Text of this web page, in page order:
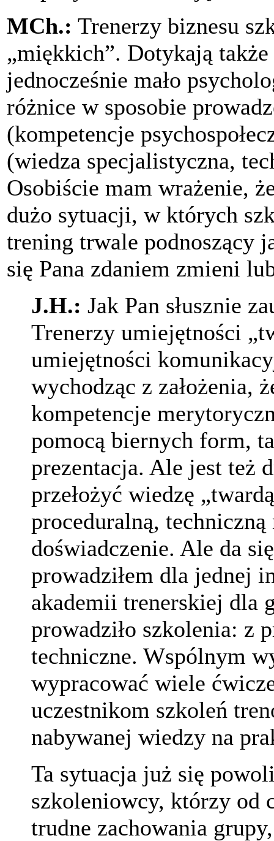
MCh.: Trenerzy biznesu
„miękkich”. Dotykają
jednocześnie mało
różnice w sposobie
(kompetencje
(wiedza specjalistyczna,
Osobiście mam wrażenie,
dużo sytuacji, w których
trening trwale podnoszący
się Pana zdaniem zmieni
J.H.: Jak Pan słusznie
Trenerzy umiejętności
umiejętności
wychodząc z założenia,
kompetencje
pomocą biernych form,
prezentacja. Ale jest też
przełożyć wiedzę
proceduralną,
doświadczenie. Ale da
prowadziłem dla jednej
akademii trenerskiej dla
prowadziło szkolenia: z
techniczne. Wspólnym
wypracować wiele
uczestnikom szkoleń
nabywanej wiedzy na
Ta sytuacja już się
szkoleniowcy, którzy od
trudne zachowania